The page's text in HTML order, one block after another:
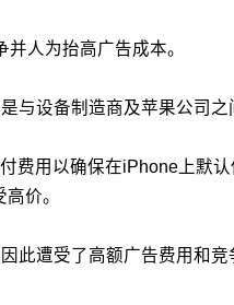
人为抬高广告成本。
与设备制造商及苹果公司之
费用以确保在iPhone上默
价。
此遭受了高额广告费用和